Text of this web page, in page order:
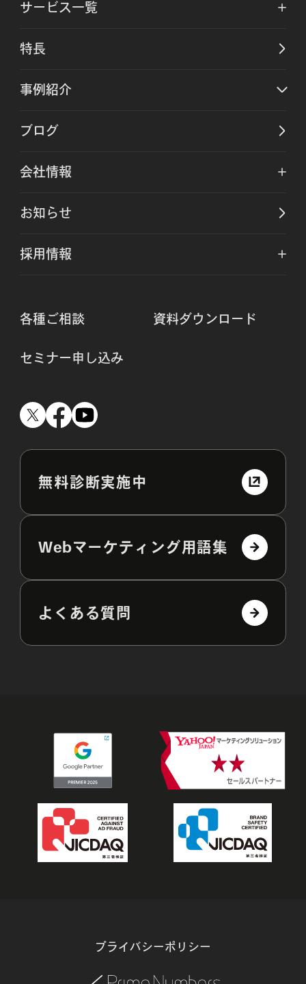
サービス一覧
特長
事例紹介
ブログ
会社情報
お知らせ
採用情報
各種ご相談 資料ダウンロード
セミナー申し込み
無料診断実施中
Webマーケティング用語集
よくある質問
プライバシーポリシー